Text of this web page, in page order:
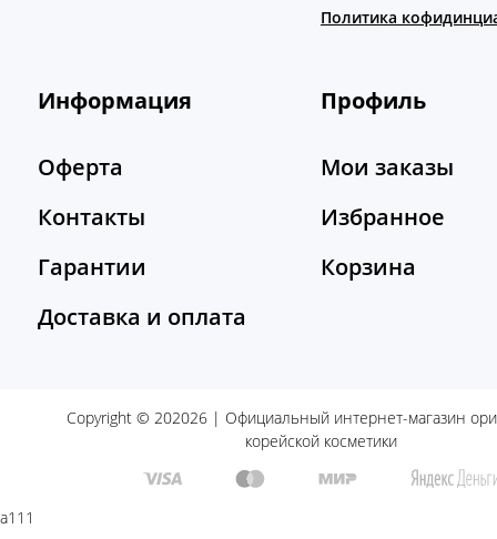
Политика
Информация
Оферта
Контакты
Гарантии
Доставка и оплата
Профиль
Мои заказы
Избранное
Корзина
Copyright © 202026 | Официальный интернет-магазин
корейской косметики
a111